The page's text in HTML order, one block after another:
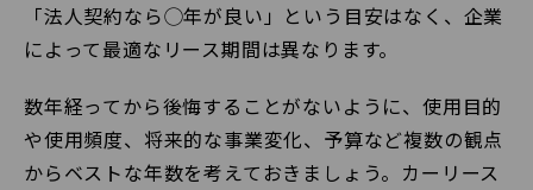
「法人契約なら◯年が良い」という目安はなく、企業
によって最適なリース期間は異なります。
数年経ってから後悔することがないように、使用目的
や使用頻度、将来的な事業変化、予算など複数の観点
からベストな年数を考えておきましょう。カーリース